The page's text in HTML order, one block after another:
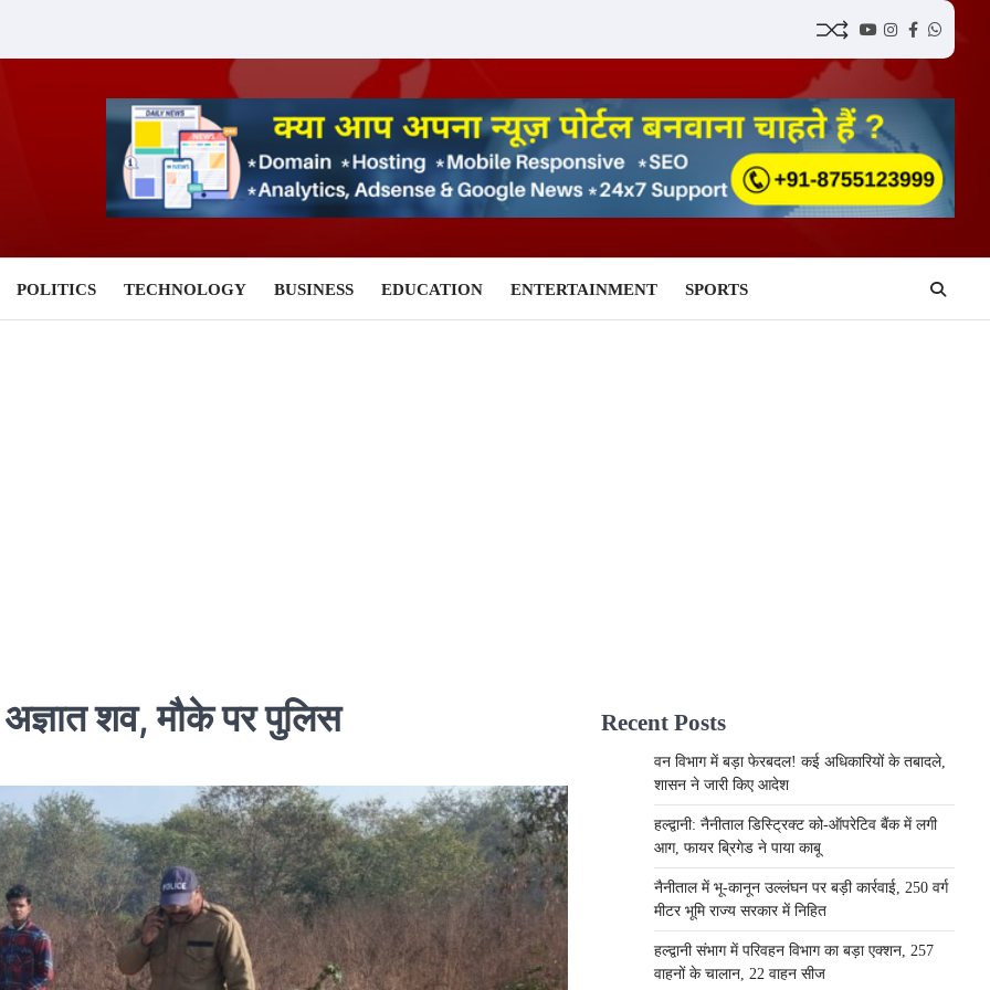
YouTubeInstagram
Facebook
POLITICS TECHNOLOGY BUSINESS EDUCATION ENTERTAINMENT SPORTS
अज्ञात शव, मौके पर पुलिस Recent Posts
वन विभाग में बड़ा फेरबदल! कई अधिकारियों के तबादले,
शासन ने जारी किए आदेश
हल्द्वानी: नैनीताल डिस्ट्रिक्ट को-ऑपरेटिव बैंक में लगी
आग, फायर ब्रिगेड ने पाया काबू
नैनीताल में भू-कानून उल्लंघन पर बड़ी कार्रवाई, 250 वर्ग
मीटर भूमि राज्य सरकार में निहित
हल्द्वानी संभाग में परिवहन विभाग का बड़ा एक्शन, 257
वाहनों के चालान, 22 वाहन सीज